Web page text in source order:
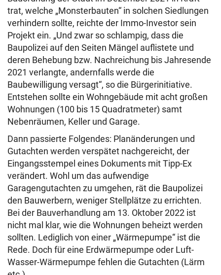
trat, welche „Monsterbauten“ in solchen Siedlungen
verhindern sollte, reichte der Immo-Investor sein
Projekt ein. „Und zwar so schlampig, dass die
Baupolizei auf den Seiten Mängel auflistete und
deren Behebung bzw. Nachreichung bis Jahresende
2021 verlangte, andernfalls werde die
Baubewilligung versagt“, so die Bürgerinitiative.
Entstehen sollte ein Wohngebäude mit acht großen
Wohnungen (100 bis 15 Quadratmeter) samt
Nebenräumen, Keller und Garage.
Dann passierte Folgendes: Planänderungen und
Gutachten werden verspätet nachgereicht, der
Eingangsstempel eines Dokuments mit Tipp-Ex
verändert. Wohl um das aufwendige
Garagengutachten zu umgehen, rät die Baupolizei
den Bauwerbern, weniger Stellplätze zu errichten.
Bei der Bauverhandlung am 13. Oktober 2022 ist
nicht mal klar, wie die Wohnungen beheizt werden
sollten. Lediglich von einer „Wärmepumpe“ ist die
Rede. Doch für eine Erdwärmepumpe oder Luft-
Wasser-Wärmepumpe fehlen die Gutachten (Lärm